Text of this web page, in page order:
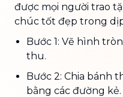
được mọi người trao
chúc tốt đẹp trong
Bước 1: Vẽ hình
thu.
Bước 2: Chia bánh
bằng các đường kẻ.